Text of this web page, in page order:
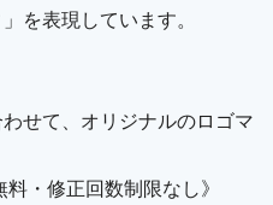
を表現しています。
せて、オリジナルのロゴマ
・修正回数制限なし》